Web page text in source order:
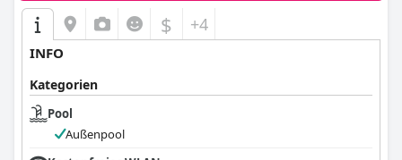
$ +4
INFO
Kategorien
Pool
Außenpool